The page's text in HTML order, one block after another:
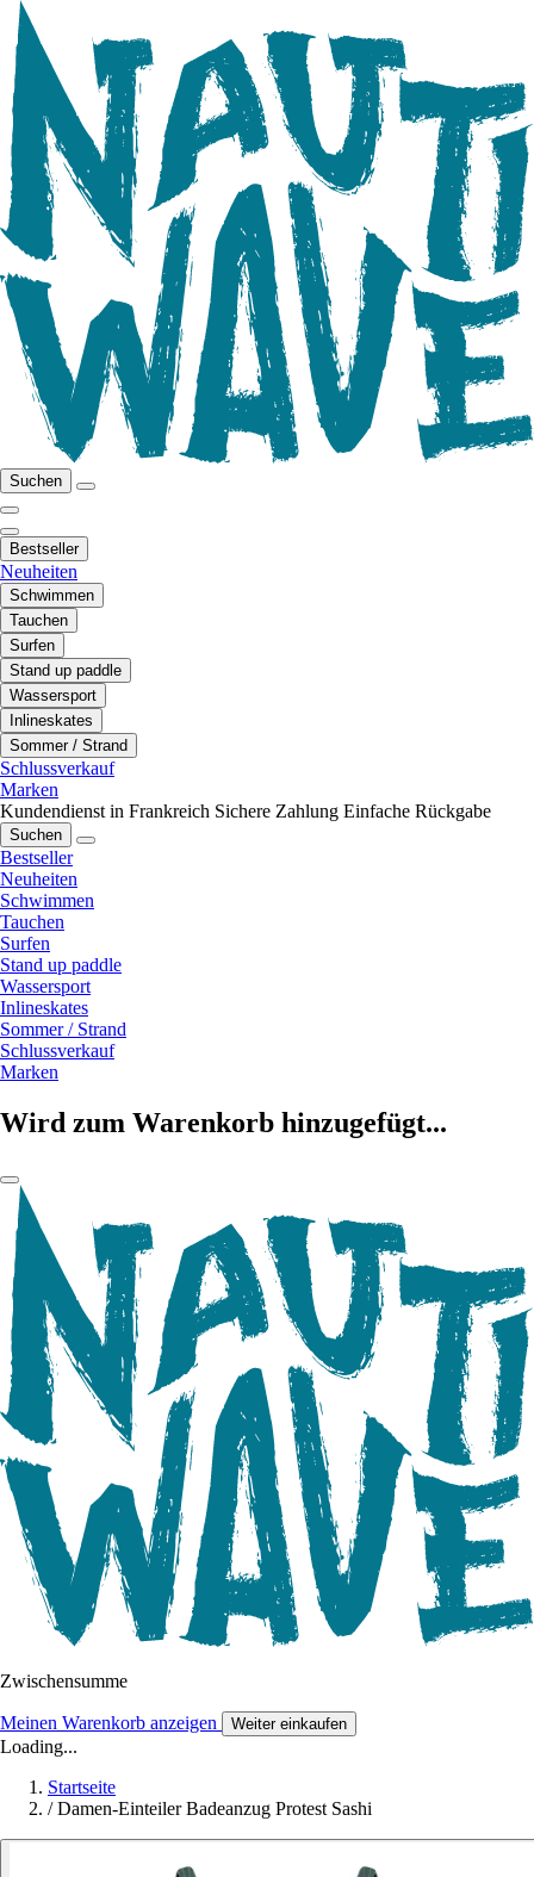
Suchen
Bestseller
Neuheiten
Schwimmen
Tauchen
Surfen
Stand up paddle
Wassersport
Inlineskates
Sommer / Strand
Schlussverkauf
Marken
Kundendienst in Frankreich Sichere Zahlung Einfache Rückgabe
Suchen
Bestseller
Neuheiten
Schwimmen
Tauchen
Surfen
Stand up paddle
Wassersport
Inlineskates
Sommer / Strand
Schlussverkauf
Marken
Wird zum Warenkorb hinzugefügt...
Zwischensumme
Meinen Warenkorb anzeigen Weiter einkaufen
Loading...
Startseite
/ Damen-Einteiler Badeanzug Protest Sashi